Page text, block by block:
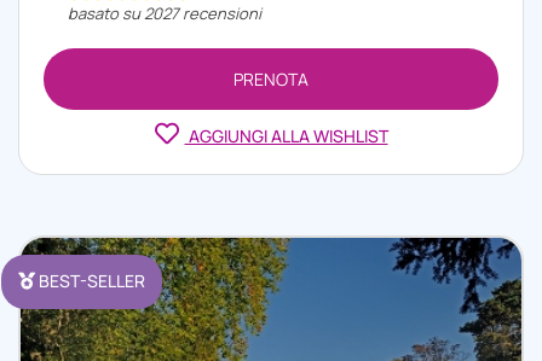
basato su 2027 recensioni
PRENOTA
AGGIUNGI ALLA WISHLIST
BEST-SELLER